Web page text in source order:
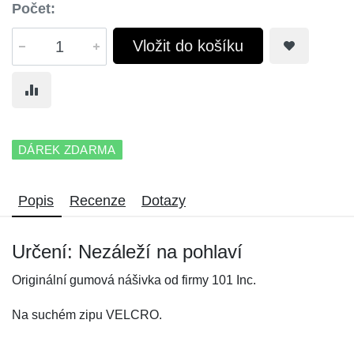
Počet:
Vložit do košíku
DÁREK ZDARMA
Popis Recenze Dotazy
Určení: Nezáleží na pohlaví
Originální gumová nášivka od firmy 101 Inc.
Na suchém zipu VELCRO.